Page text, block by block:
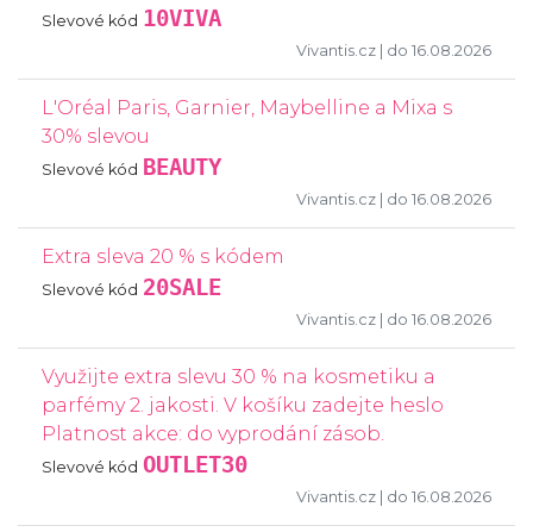
Slevové kód 10VIVA
Vivantis.cz | do 16.08.2026
L'Oréal Paris, Garnier, Maybelline a Mixa s
30% slevou
Slevové kód BEAUTY
Vivantis.cz | do 16.08.2026
Extra sleva 20 % s kódem
Slevové kód 20SALE
Vivantis.cz | do 16.08.2026
Využijte extra slevu 30 % na kosmetiku a
parfémy 2. jakosti. V košíku zadejte heslo
Platnost akce: do vyprodání zásob.
Slevové kód OUTLET30
Vivantis.cz | do 16.08.2026